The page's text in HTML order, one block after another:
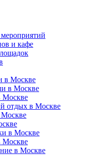
и кафе
в Москве
в Москве
Москве
отдых в Москве
Москве
в Москве
Москве
в Москве